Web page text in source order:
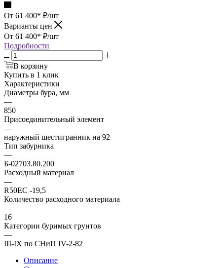
От 61 400* ₽/шт
Варианты цен
От 61 400* ₽/шт
Подробности
В корзину
Купить в 1 клик
Характеристики
Диаметры бура, мм
—
850
Присоединительный элемент
—
наружный шестигранник на 92
Тип забурника
—
Б-02703.80.200
Расходный материал
—
R50ЕС -19,5
Количество расходного материала
—
16
Категории буримых грунтов
—
III-IX по СНиП IV-2-82
Описание